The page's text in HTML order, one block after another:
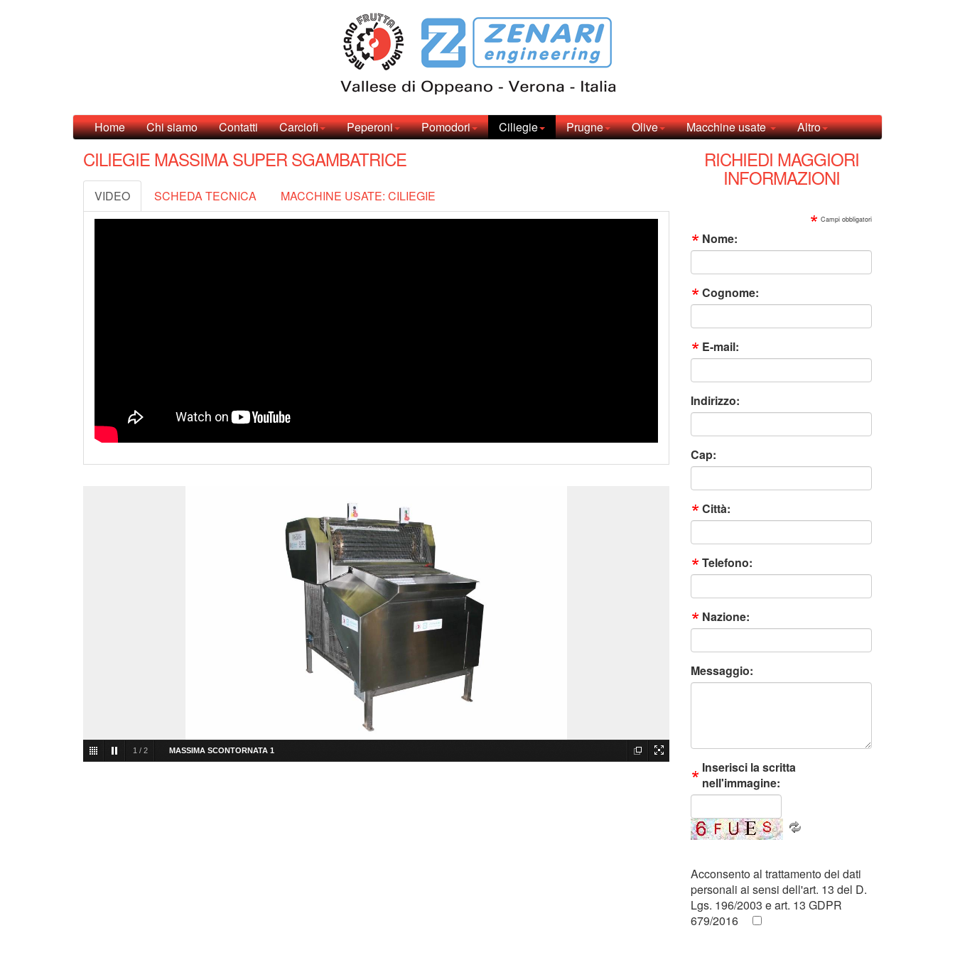
Home Chi siamo Contatti Carciofi Peperoni Pomodori Ciliegie Prugne Olive Macchine usate Altro
CILIEGIE MASSIMA SUPER SGAMBATRICE
VIDEO SCHEDA TECNICA MACCHINE USATE: CILIEGIE
1 / 2 MASSIMA SCONTORNATA 1
RICHIEDI MAGGIORI
INFORMAZIONI
Campi obbligatori
Nome:
Cognome:
E-mail:
Indirizzo:
Cap:
Città:
Telefono:
Nazione:
Messaggio:
Inserisci la scritta
nell'immagine:
Acconsento al trattamento dei dati
personali ai sensi dell'art. 13 del D.
Lgs. 196/2003 e art. 13 GDPR
679/2016